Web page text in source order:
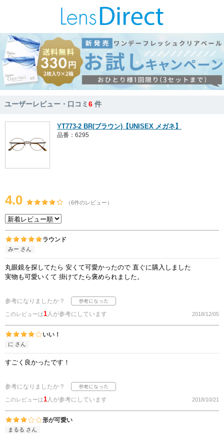
ユーザーレビュー・口コミ6 件
YT773-2 BR(ブラウン)【UNISEX メガネ】
品番：6295
4.0 （6件のレビュー）
ラウンド
みー さん
丸眼鏡を探してたら 安くて可愛かったので 直ぐに購入しました
実物も可愛いくて 掛けてたら褒められました。
参考になりましたか？
このレビューは1人が参考にしています 2018/12/05
いい！
に さん
すごく良かったです！
参考になりましたか？
このレビューは1人が参考にしています 2018/10/21
形が可愛い
まるる さん